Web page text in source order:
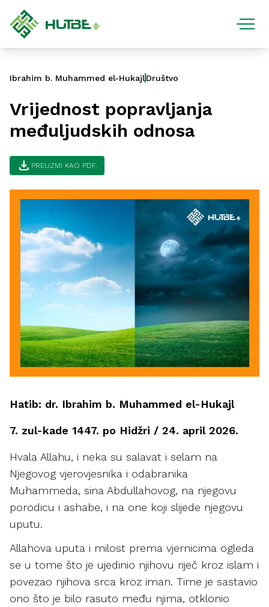
Ibrahim b. Muhammed el-HukajlDruštvo
Vrijednost popravljanja
međuljudskih odnosa
download PREUZMI KAO PDF.
Hatib: dr. Ibrahim b. Muhammed el-Hukajl
7. zul-kade 1447. po Hidžri / 24. april 2026.
Hvala Allahu, i neka su salavat i selam na
Njegovog vjerovjesnika i odabranika
Muhammeda, sina Abdullahovog, na njegovu
porodicu i ashabe, i na one koji slijede njegovu
uputu.
Allahova uputa i milost prema vjernicima ogleda
se u tome što je ujedinio njihovu riječ kroz islam i
povezao njihova srca kroz iman. Time je sastavio
ono što je bilo rasuto među njima, otklonio